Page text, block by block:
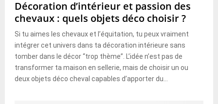
Décoration d’intérieur et passion des
chevaux : quels objets déco choisir ?
Si tu aimes les chevaux et l’équitation, tu peux vraiment
intégrer cet univers dans ta décoration intérieure sans
tomber dans le décor “trop thème”. L’idée n’est pas de
transformer ta maison en sellerie, mais de choisir un ou
deux objets déco cheval capables d’apporter du...